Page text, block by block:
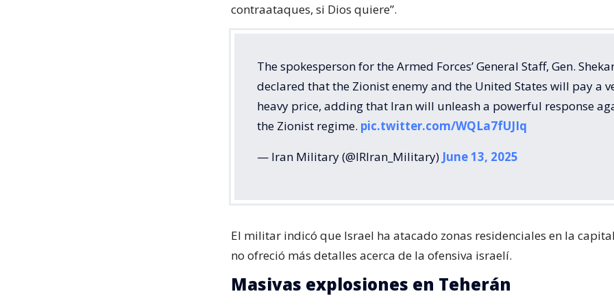
contraataques, si Dios quiere”.
The spokesperson for the Armed Forces’ General Staff, Gen.
declared that the Zionist enemy and the United States will pay a
heavy price, adding that Iran will unleash a powerful response
the Zionist regime. pic.twitter.com/WQLa7fUJIq
— Iran Military (@IRIran_Military) June 13, 2025
El militar indicó que Israel ha atacado zonas residenciales en la
no ofreció más detalles acerca de la ofensiva israelí.
Masivas explosiones en Teherán